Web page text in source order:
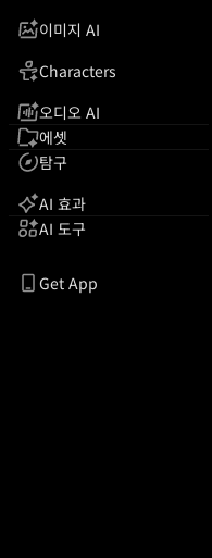
이미지 AI
Characters
오디오 AI
에셋
탐구
AI 효과
AI 도구
Get App